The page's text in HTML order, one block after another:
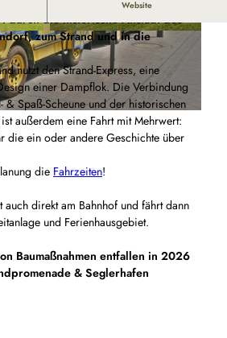
© Cuxliner | CC0
Website
durch die historische Altstadt des
zum Strand und in die
nutzt den Strand-Express, eine
einer Dampflok. Die Verbindung
& Spaß-Scheune und der historischen
außerdem eine Fahrt mit Mehrwert:
die ein oder andere Geschichte über
die Fahrzeiten!
auch direkt am Bahnhof und fährt dann
und Ferienhausgebiet.
Baumaßnahmen entfallen in 2026
& Seglerhafen